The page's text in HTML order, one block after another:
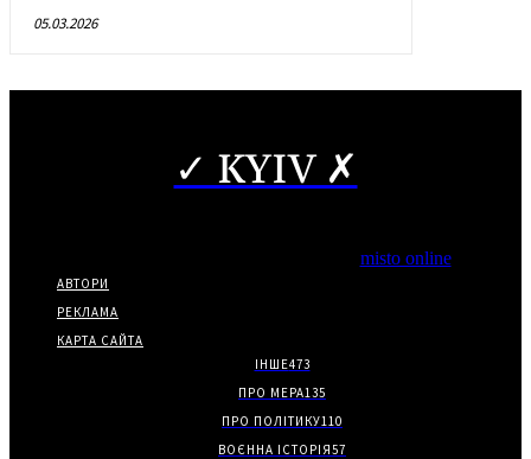
05.03.2026
✓ KYIV ✗
misto online
АВТОРИ
РЕКЛАМА
КАРТА САЙТА
ІНШЕ473
ПРО МЕРА135
ПРО ПОЛІТИКУ110
ВОЄННА ІСТОРІЯ57